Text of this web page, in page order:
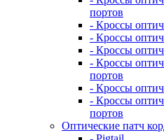
портов
- Кроссы
- Кроссы
- Кроссы
- Кроссы
портов
- Кроссы
- Кроссы
портов
Оптические патч